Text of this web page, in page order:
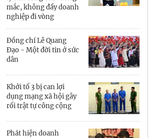
Đà Nẵng
Đắk Lắk
Gia Lai
Hà Nội
mắc, không đẩy doanh
nghiệp đi vòng
Đồng chí Lê Quang
Đạo - Một đời tin ở sức
dân
Khởi tố 3 bị can lợi
dụng mạng xã hội gây
rối trật tự công cộng
Phát hiện doanh